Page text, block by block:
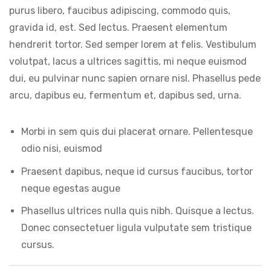
purus libero, faucibus adipiscing, commodo quis,
gravida id, est. Sed lectus. Praesent elementum
hendrerit tortor. Sed semper lorem at felis. Vestibulum
volutpat, lacus a ultrices sagittis, mi neque euismod
dui, eu pulvinar nunc sapien ornare nisl. Phasellus pede
arcu, dapibus eu, fermentum et, dapibus sed, urna.
Morbi in sem quis dui placerat ornare. Pellentesque
odio nisi, euismod
Praesent dapibus, neque id cursus faucibus, tortor
neque egestas augue
Phasellus ultrices nulla quis nibh. Quisque a lectus.
Donec consectetuer ligula vulputate sem tristique
cursus.